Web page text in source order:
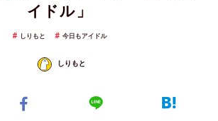
イドル」
しりもと 今日もアイドル
しりもと